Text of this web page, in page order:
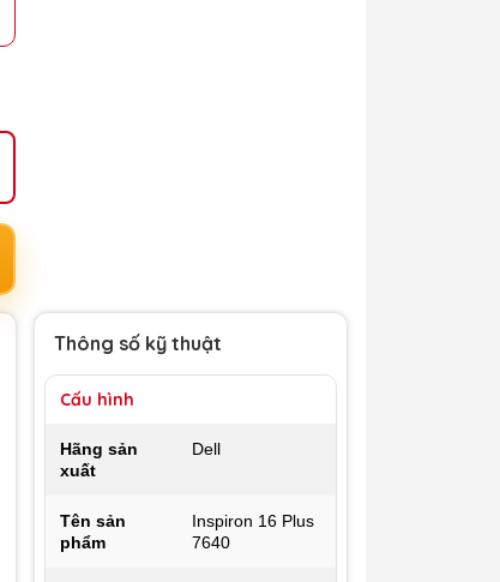
Thông số kỹ thuật
Cấu hình
Hãng sản
xuất
Dell
Tên sản
phẩm
Inspiron 16 Plus
7640